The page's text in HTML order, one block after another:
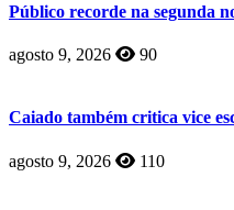
Público recorde na segunda
agosto 9, 2026 90
Caiado também critica vice
agosto 9, 2026 110